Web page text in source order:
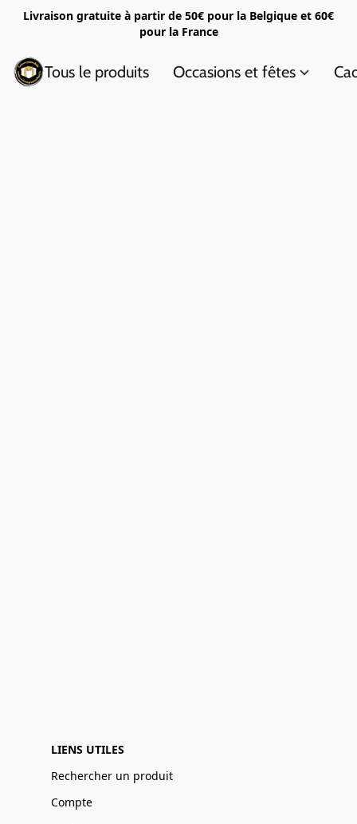
Livraison gratuite à partir de 50€ pour la Belgique et 60€
pour la France
Tous le produits Occasions et fêtes
LIENS UTILES
Rechercher un produit
Compte